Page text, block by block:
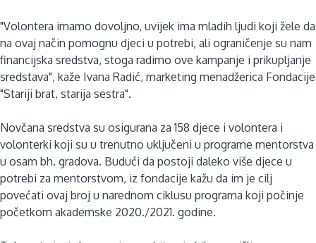
"Volontera imamo dovoljno, uvijek ima mladih ljudi koji žele da
na ovaj način pomognu djeci u potrebi, ali ograničenje su nam
financijska sredstva, stoga radimo ove kampanje i prikupljanje
sredstava", kaže Ivana Radić, marketing menadžerica Fondacije
"Stariji brat, starija sestra".
Novčana sredstva su osigurana za 158 djece i volontera i
volonterki koji su u trenutno uključeni u programe mentorstva
u osam bh. gradova. Budući da postoji daleko više djece u
potrebi za mentorstvom, iz fondacije kažu da im je cilj
povećati ovaj broj u narednom ciklusu programa koji počinje
početkom akademske 2020./2021. godine.